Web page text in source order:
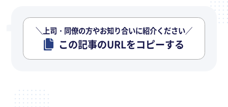
＼上司・同僚の方やお知り合いに紹介ください／
この記事のURLをコピーする